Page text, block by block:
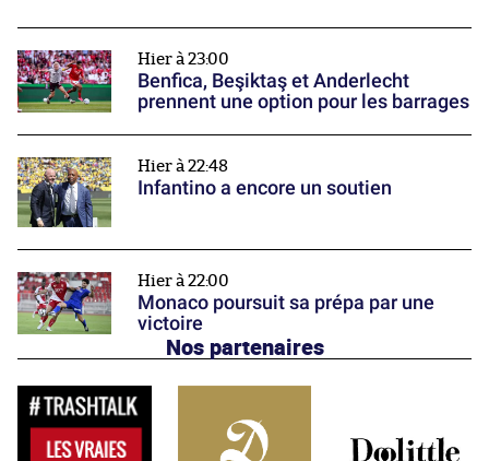
Hier à 23:00
Benfica, Beşiktaş et Anderlecht
prennent une option pour les barrages
Hier à 22:48
Infantino a encore un soutien
Hier à 22:00
Monaco poursuit sa prépa par une
victoire
Nos partenaires